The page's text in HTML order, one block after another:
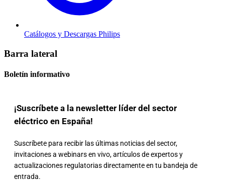
Catálogos y Descargas Philips
Barra lateral
Boletín informativo
¡Suscríbete a la newsletter líder del sector
eléctrico en España!
Suscríbete para recibir las últimas noticias del sector,
invitaciones a webinars en vivo, artículos de expertos y
actualizaciones regulatorias directamente en tu bandeja de
entrada.